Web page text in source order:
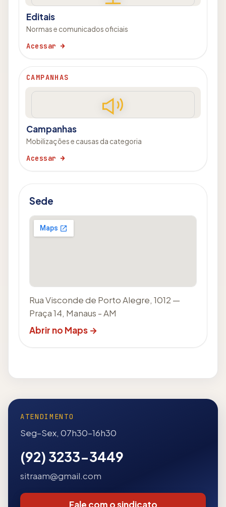
Editais
Normas e comunicados oficiais
Acessar →
CAMPANHAS
Campanhas
Mobilizações e causas da categoria
Acessar →
Sede
Rua Visconde de Porto Alegre, 1012 —
Praça 14, Manaus - AM
Abrir no Maps →
ATENDIMENTO
Seg–Sex, 07h30–16h30
(92) 3233-3449
sitraam@gmail.com
Fale com o sindicato